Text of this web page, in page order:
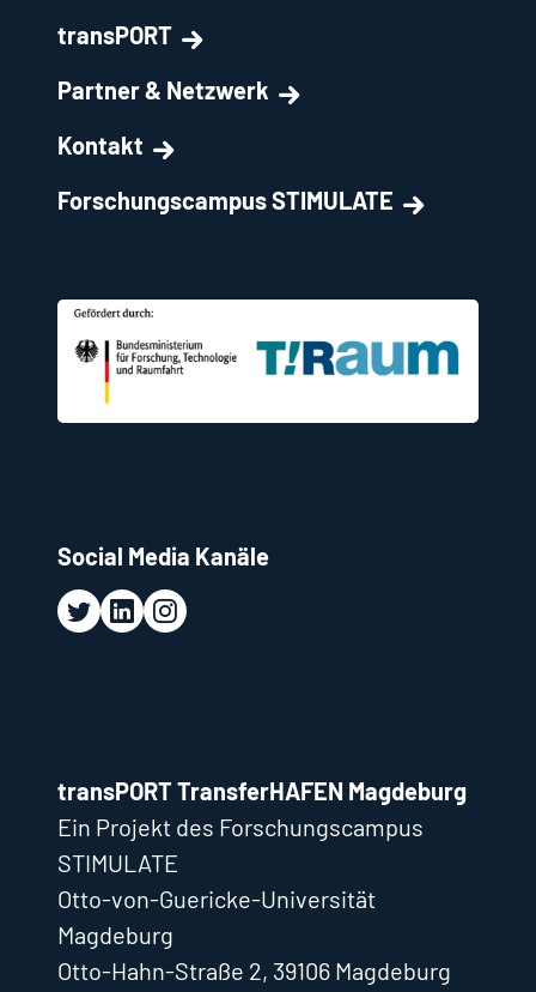
transPORT
Partner & Netzwerk
Kontakt
Forschungscampus STIMULATE
Social Media Kanäle
transPORT TransferHAFEN Magdeburg
Ein Projekt des Forschungscampus
STIMULATE
Otto-von-Guericke-Universität
Magdeburg
Otto-Hahn-Straße 2, 39106 Magdeburg